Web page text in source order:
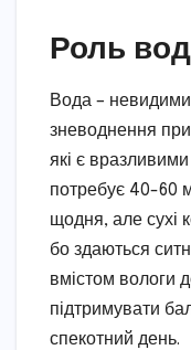
Роль
Вода –
зневоднення
які є
потребує 40-60
щодня, але сухі
бо здаються
вмістом вологи
підтримувати
спекотний день.